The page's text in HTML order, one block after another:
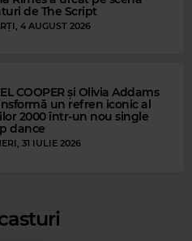
de The Script
4 AUGUST 2026
COOPER și Olivia Addams
un refren iconic al
2000 într-un nou single
dance
31 IULIE 2026